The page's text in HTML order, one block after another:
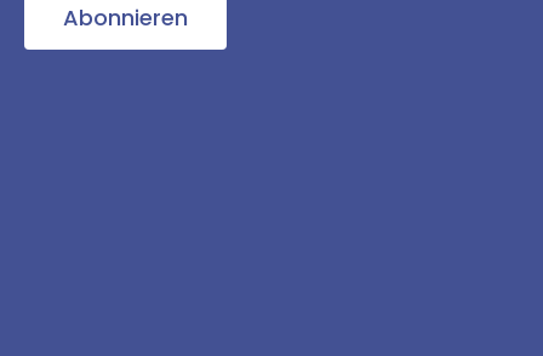
Abonnieren